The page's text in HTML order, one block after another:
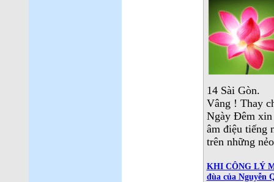
14 Sài Gòn.
Vâng ! Thay
Ngày Đêm xin
âm điệu tiếng
trên những
KHI CÔNG LÝ
đùa của Nguyễn